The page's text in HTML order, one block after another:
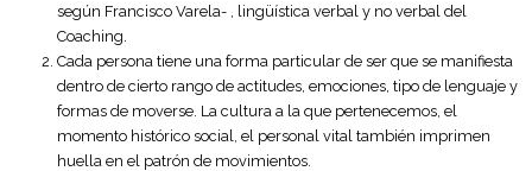
según Francisco Varela- , lingüística verbal y no verbal del
Coaching.
Cada persona tiene una forma particular de ser que se manifiesta
dentro de cierto rango de actitudes, emociones, tipo de lenguaje y
formas de moverse. La cultura a la que pertenecemos, el
momento histórico social, el personal vital también imprimen
huella en el patrón de movimientos.